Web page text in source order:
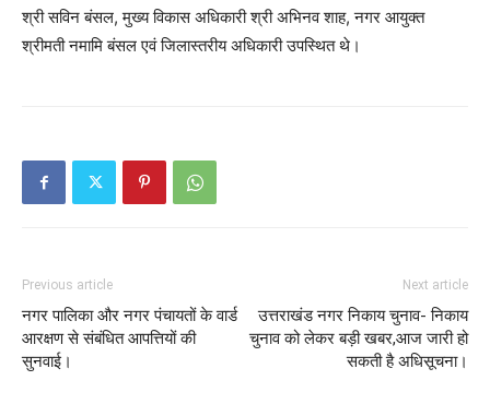
श्री सविन बंसल, मुख्य विकास अधिकारी श्री अभिनव शाह, नगर आयुक्त
श्रीमती नमामि बंसल एवं जिलास्तरीय अधिकारी उपस्थित थे।
Previous article
नगर पालिका और नगर पंचायतों के वार्ड
आरक्षण से संबंधित आपत्तियों की
सुनवाई।
Next article
उत्तराखंड नगर निकाय चुनाव- निकाय
चुनाव को लेकर बड़ी खबर,आज जारी हो
सकती है अधिसूचना।